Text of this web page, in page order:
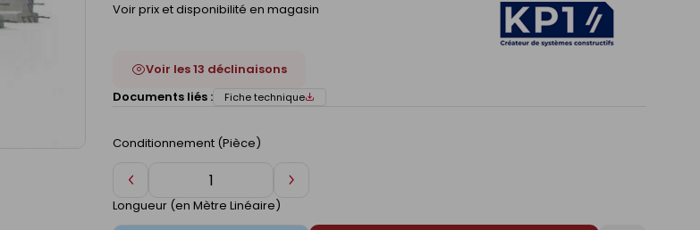
Voir prix et disponibilité en magasin
Voir les 13 déclinaisons
Documents liés :
Fiche technique
Conditionnement (Pièce)
Diminuer
de
1
Augmenter
Longueur (en Mètre Linéaire)